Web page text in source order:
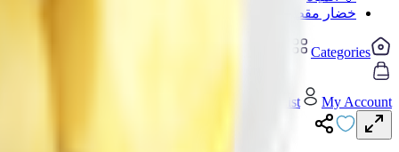
خضار مقطعة
Categories
My List My Account